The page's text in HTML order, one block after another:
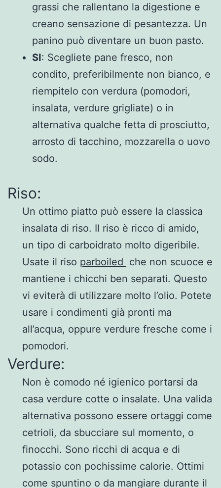
grassi che rallentano la digestione e
creano sensazione di pesantezza. Un
panino può diventare un buon pasto.
SI: Scegliete pane fresco, non
condito, preferibilmente non bianco, e
riempitelo con verdura (pomodori,
insalata, verdure grigliate) o in
alternativa qualche fetta di prosciutto,
arrosto di tacchino, mozzarella o uovo
sodo.
Riso:
Un ottimo piatto può essere la classica
insalata di riso. Il riso è ricco di amido,
un tipo di carboidrato molto digeribile.
Usate il riso parboiled che non scuoce e
mantiene i chicchi ben separati. Questo
vi eviterà di utilizzare molto l’olio. Potete
usare i condimenti già pronti ma
all’acqua, oppure verdure fresche come i
pomodori.
Verdure:
Non è comodo né igienico portarsi da
casa verdure cotte o insalate. Una valida
alternativa possono essere ortaggi come
cetrioli, da sbucciare sul momento, o
finocchi. Sono ricchi di acqua e di
potassio con pochissime calorie. Ottimi
come spuntino o da mangiare durante il